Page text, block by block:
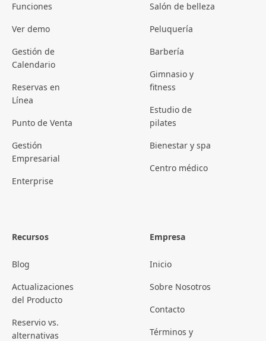
Funciones
Ver demo
Gestión de
Calendario
Reservas en
Línea
Punto de Venta
Gestión
Empresarial
Enterprise
Salón de belleza
Peluquería
Barbería
Gimnasio y
fitness
Estudio de
pilates
Bienestar y spa
Centro médico
Recursos
Blog
Actualizaciones
del Producto
Reservio vs.
alternativas
Empresa
Inicio
Sobre Nosotros
Contacto
Términos y